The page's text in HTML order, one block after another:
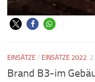
EINSÄTZE / EINSÄTZE 2022
Brand B3-im